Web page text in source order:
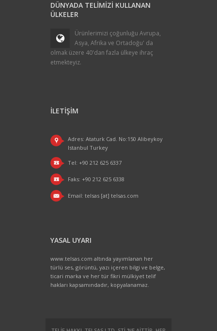
DÜNYADA TELİMİZİ KULLANAN
ÜLKELER
Ürünlerimizi çoğunluğu Avrupa,
Asya, Afrika ve Ortadoğu' da
olmak üzere 40'dan fazla ülkeye ihraç
etmekteyiz.
İLETİŞİM
Adres: Ataturk Cad. No:150 Alibeykoy
Istanbul Turkey
Tel: +90 212 625 6337
Faks: +90 212 625 6338
Email: telsas [at] telsas.com
YASAL UYARI
www.telsas.com altında yayımlanan her
türlü ses, görüntü, yazı içeren bilgi ve belge,
ticari marka ve her tür fikri mülkiyet telif
hakları kapsamındadır, kopyalanamaz.